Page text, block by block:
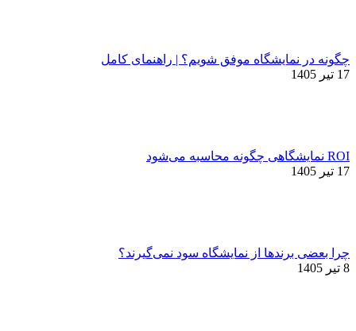
چگونه در نمایشگاه موفق شویم؟ | راهنمای کامل
17 تیر 1405
ROI نمایشگاهی چگونه محاسبه می‌شود
17 تیر 1405
چرا بعضی برندها از نمایشگاه سود نمی‌گیرند؟
8 تیر 1405